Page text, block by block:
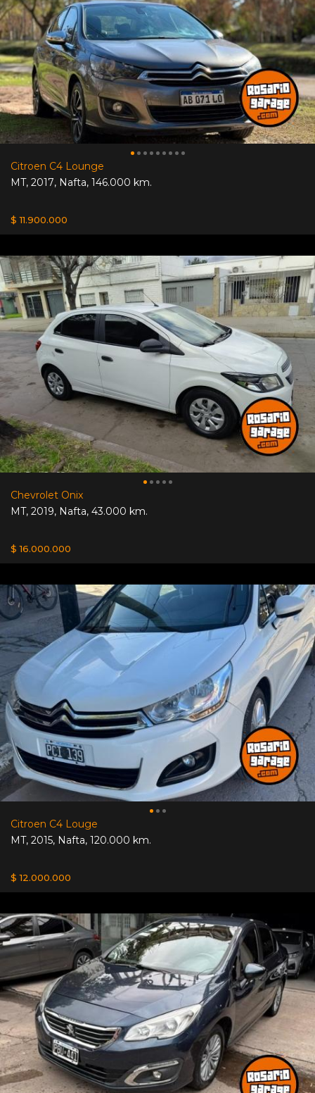
Citroen C4 Lounge
MT, 2017, Nafta, 146.000 km.
$ 11.900.000
Chevrolet Onix
MT, 2019, Nafta, 43.000 km.
$ 16.000.000
Citroen C4 Louge
MT, 2015, Nafta, 120.000 km.
$ 12.000.000